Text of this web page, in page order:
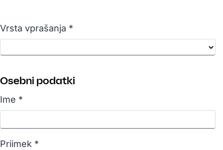
Vrsta vprašanja *
Osebni podatki
Ime *
Priimek *